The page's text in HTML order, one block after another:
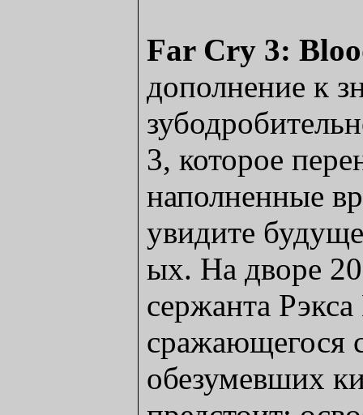
Far Cry 3:
дополнение к
3, которое
наполненные
увидите
ых. На дворе
сержанта Рэкса
сражающегося
обезумевших